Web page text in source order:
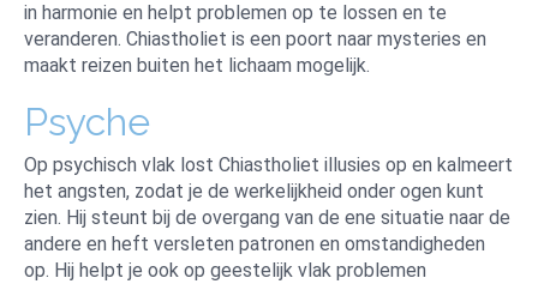
in harmonie en helpt problemen op te lossen en te
veranderen. Chiastholiet is een poort naar mysteries en
maakt reizen buiten het lichaam mogelijk.
Psyche
Op psychisch vlak lost Chiastholiet illusies op en kalmeert
het angsten, zodat je de werkelijkheid onder ogen kunt
zien. Hij steunt bij de overgang van de ene situatie naar de
andere en heft versleten patronen en omstandigheden
op. Hij helpt je ook op geestelijk vlak problemen